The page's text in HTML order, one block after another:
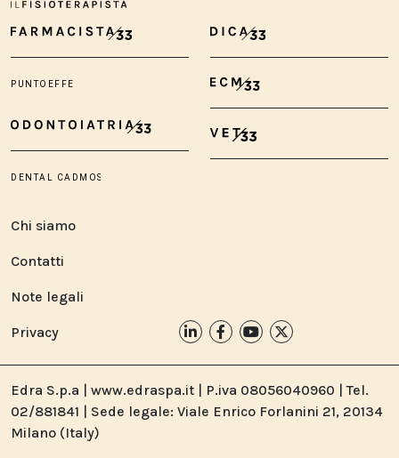
Chi siamo
Contatti
Note legali
Privacy
Edra S.p.a | www.edraspa.it | P.iva 08056040960 | Tel.
02/881841 | Sede legale: Viale Enrico Forlanini 21, 20134
Milano (Italy)